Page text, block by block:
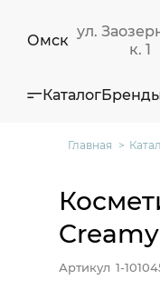
Омск
ул.
к. 1
Каталог
Главная
Артикул 1-